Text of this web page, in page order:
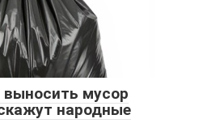
выносить мусор
народные